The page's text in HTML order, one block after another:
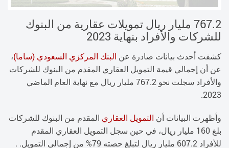
767.2 مليار ريال تمويلات عقارية من البنوك
للشركات والأفراد بنهاية 2023
كشفت أحدث بيانات صادرة عن البنك المركزي السعودي (ساما)،
عن أن إجمالي قيمة التمويل العقاري المقدم من البنوك للشركات
والأفراد سجلت نحو 767.2 مليار ريال مع نهاية العام الماضي
2023.
وأظهرت البيانات أن التمويل العقاري المقدم من البنوك للشركات
بلغ 160 مليار ريال، في حين سجل التمويل العقاري المقدم
للأفراد 607.2 مليار ريال لتبلغ حصته 79% من إجمالي التمويل. .